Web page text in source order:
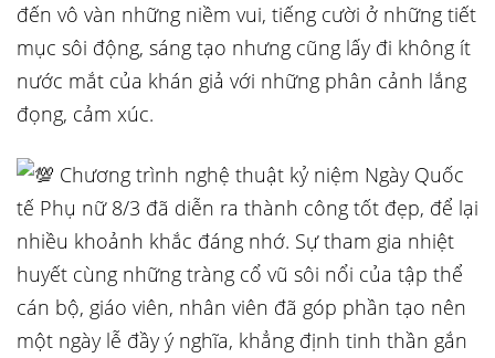
đến vô vàn những niềm vui, tiếng cười ở những tiết
mục sôi động, sáng tạo nhưng cũng lấy đi không ít
nước mắt của khán giả với những phân cảnh lắng
đọng, cảm xúc.
Chương trình nghệ thuật kỷ niệm Ngày Quốc
tế Phụ nữ 8/3 đã diễn ra thành công tốt đẹp, để lại
nhiều khoảnh khắc đáng nhớ. Sự tham gia nhiệt
huyết cùng những tràng cổ vũ sôi nổi của tập thể
cán bộ, giáo viên, nhân viên đã góp phần tạo nên
một ngày lễ đầy ý nghĩa, khẳng định tinh thần gắn